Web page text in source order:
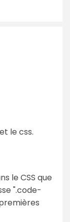
le css.
le CSS que
".code-